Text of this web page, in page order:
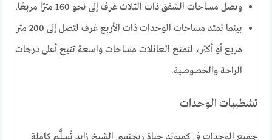
وتصل مساحات الشقق ذات الثلاث غرف إلى نحو 160 مترًا مربعًا.
بينما تمتد مساحات الوحدات ذات الأربع غرف لتصل إلى 200 متر
مربع أو أكثر، لتمنح العائلات مساحات واسعة تتيح أعلى درجات
الراحة والخصوصية.
تشطيبات الوحدات
جميع الوحدات في كمبوند حياة ريجنسي الشيخ زايد تُسلَّم كاملة